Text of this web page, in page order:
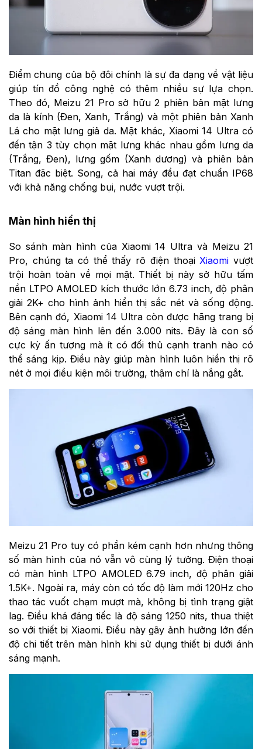
Điểm chung của bộ đôi chính là sự đa dạng về vật liệu
giúp tín đồ công nghệ có thêm nhiều sự lựa chọn.
Theo đó, Meizu 21 Pro sở hữu 2 phiên bản mặt lưng
da là kính (Đen, Xanh, Trắng) và một phiên bản Xanh
Lá cho mặt lưng giả da. Mặt khác, Xiaomi 14 Ultra có
đến tận 3 tùy chọn mặt lưng khác nhau gồm lưng da
(Trắng, Đen), lưng gốm (Xanh dương) và phiên bản
Titan đặc biệt. Song, cả hai máy đều đạt chuẩn IP68
với khả năng chống bụi, nước vượt trội.
Màn hình hiển thị
So sánh màn hình của Xiaomi 14 Ultra và Meizu 21
Pro, chúng ta có thể thấy rõ điện thoại Xiaomi vượt
trội hoàn toàn về mọi mặt. Thiết bị này sở hữu tấm
nền LTPO AMOLED kích thước lớn 6.73 inch, độ phân
giải 2K+ cho hình ảnh hiển thị sắc nét và sống động.
Bên cạnh đó, Xiaomi 14 Ultra còn được hãng trang bị
độ sáng màn hình lên đến 3.000 nits. Đây là con số
cực kỳ ấn tượng mà ít có đối thủ cạnh tranh nào có
thể sáng kịp. Điều này giúp màn hình luôn hiển thị rõ
nét ở mọi điều kiện môi trường, thậm chí là nắng gắt.
Meizu 21 Pro tuy có phần kém cạnh hơn nhưng thông
số màn hình của nó vẫn vô cùng lý tưởng. Điện thoại
có màn hình LTPO AMOLED 6.79 inch, độ phân giải
1.5K+. Ngoài ra, máy còn có tốc độ làm mới 120Hz cho
thao tác vuốt chạm mượt mà, không bị tình trạng giật
lag. Điều khá đáng tiếc là độ sáng 1250 nits, thua thiệt
so với thiết bị Xiaomi. Điều này gây ảnh hưởng lớn đến
độ chi tiết trên màn hình khi sử dụng thiết bị dưới ánh
sáng mạnh.